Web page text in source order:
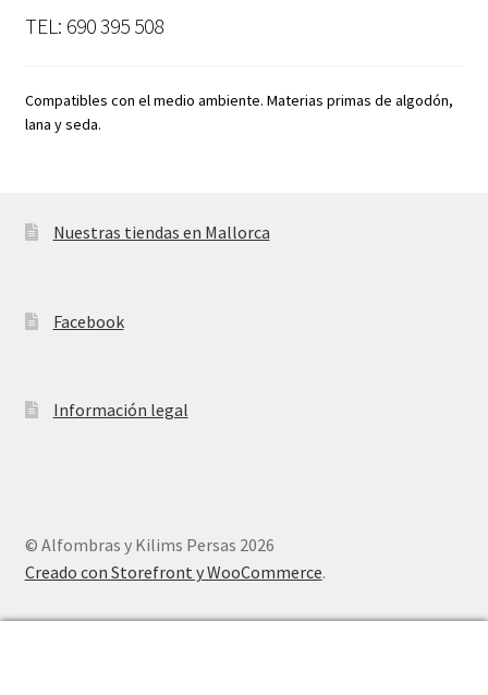
TEL: 690 395 508
Compatibles con el medio ambiente. Materias primas de algodón,
lana y seda.
Nuestras tiendas en Mallorca
Facebook
Información legal
© Alfombras y Kilims Persas 2026
Creado con Storefront y WooCommerce.